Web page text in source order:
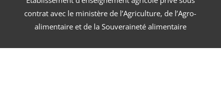
contrat avec le ministère de l’Agriculture, de l’Agro-
alimentaire et de la Souveraineté alimentaire